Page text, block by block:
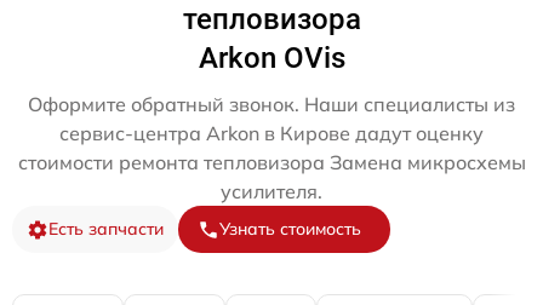
тепловизора
Arkon OVis
Оформите обратный звонок. Наши специалисты из
сервис-центра Arkon в Кирове дадут оценку
стоимости ремонта тепловизора Замена микросхемы
усилителя.
Есть запчасти Узнать стоимость